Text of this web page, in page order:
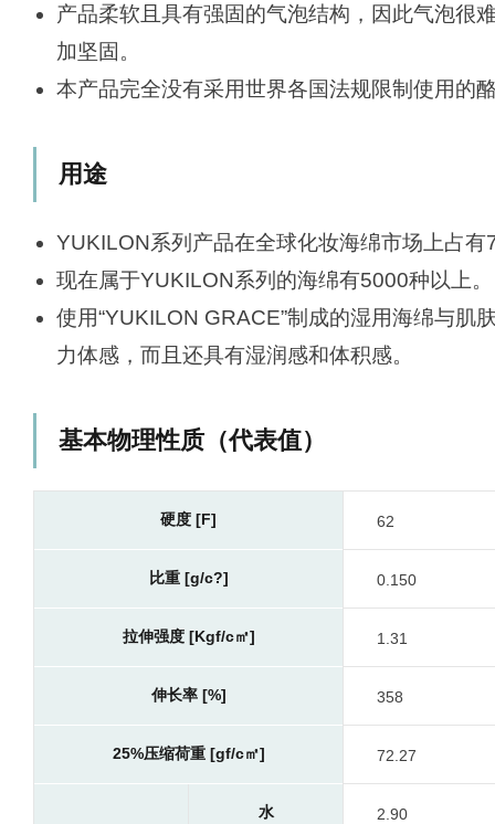
产品柔软且具有强固的气泡结构，因此气泡很
加坚固。
本产品完全没有采用世界各国法规限制使用的
用途
YUKILON系列产品在全球化妆海绵市场上占有
现在属于YUKILON系列的海绵有5000种以上。
使用“YUKILON GRACE”制成的湿用海绵与肌
力体感，而且还具有湿润感和体积感。
基本物理性质（代表值）
硬度 [F] 62
比重 [g/c?] 0.150
拉伸强度 [Kgf/c㎡] 1.31
伸长率 [%] 358
25%压缩荷重 [gf/c㎡] 72.27
水 2.90